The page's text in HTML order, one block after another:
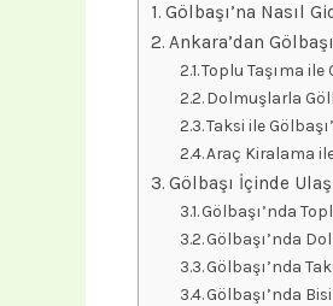
Gölbaşı’na Nasıl
Ankara’dan
Toplu Taşıma ile
Dolmuşlarla
Taksi ile
Araç Kiralama
Gölbaşı İçinde
Gölbaşı’nda
Gölbaşı’nda
Gölbaşı’nda
Gölbaşı’nda